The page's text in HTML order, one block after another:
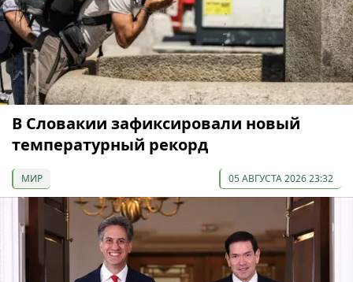
В Словакии зафиксировали новый
температурный рекорд
МИР 05 АВГУСТА 2026 23:32